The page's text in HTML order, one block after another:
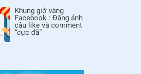
Khung giờ vàng
Facebook : Đăng ảnh
câu like và comment
“cực đã”